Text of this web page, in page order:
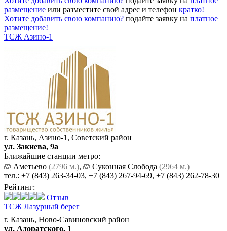
размещение или разместите свой адрес и телефон кратко!
Хотите добавить свою компанию? подайте заявку на платное
размещение!
ТСЖ Азино-1
г. Казань, Азино-1, Советский район
ул. Закиева, 9а
Ближайшие станции метро:
Аметьево (2796 м.), Суконная Слобода (2964 м.)
тел.: +7 (843) 263-34-03, +7 (843) 267-94-69, +7 (843) 262-78-30
Рейтинг:
Отзыв
ТСЖ Лазурный берег
г. Казань, Ново-Савиновский район
ул. Адоратского, 1